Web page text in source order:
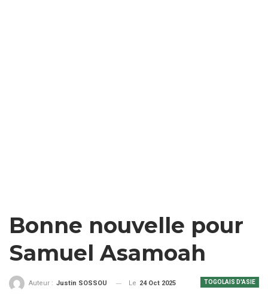
Bonne nouvelle pour
Samuel Asamoah
TOGOLAIS D'ASIE
Auteur : Justin SOSSOU Le 24 Oct 2025